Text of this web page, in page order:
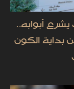
أبوابه..
عام من بداية الكون